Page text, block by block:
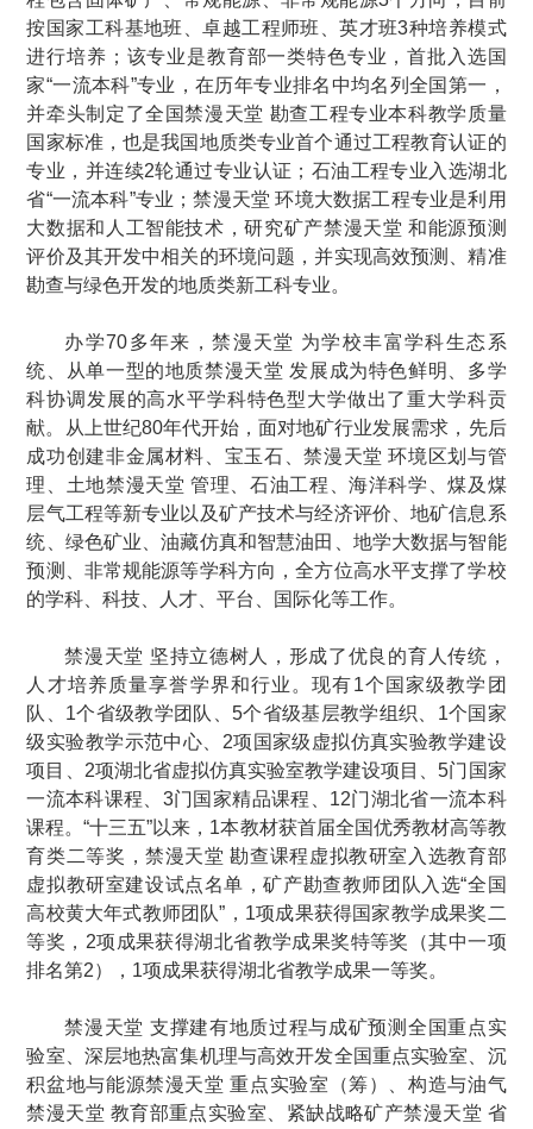
按国家工科基地班、卓越工程师班、英才班3种培养模式
进行培养；该专业是教育部一类特色专业，首批入选国
家“一流本科”专业，在历年专业排名中均名列全国第一，
并牵头制定了全国禁漫天堂 勘查工程专业本科教学质量
国家标准，也是我国地质类专业首个通过工程教育认证的
专业，并连续2轮通过专业认证；石油工程专业入选湖北
省“一流本科”专业；禁漫天堂 环境大数据工程专业是利用
大数据和人工智能技术，研究矿产禁漫天堂 和能源预测
评价及其开发中相关的环境问题，并实现高效预测、精准
勘查与绿色开发的地质类新工科专业。
办学70多年来，禁漫天堂 为学校丰富学科生态系
统、从单一型的地质禁漫天堂 发展成为特色鲜明、多学
科协调发展的高水平学科特色型大学做出了重大学科贡
献。从上世纪80年代开始，面对地矿行业发展需求，先后
成功创建非金属材料、宝玉石、禁漫天堂 环境区划与管
理、土地禁漫天堂 管理、石油工程、海洋科学、煤及煤
层气工程等新专业以及矿产技术与经济评价、地矿信息系
统、绿色矿业、油藏仿真和智慧油田、地学大数据与智能
预测、非常规能源等学科方向，全方位高水平支撑了学校
的学科、科技、人才、平台、国际化等工作。
禁漫天堂 坚持立德树人，形成了优良的育人传统，
人才培养质量享誉学界和行业。现有1个国家级教学团
队、1个省级教学团队、5个省级基层教学组织、1个国家
级实验教学示范中心、2项国家级虚拟仿真实验教学建设
项目、2项湖北省虚拟仿真实验室教学建设项目、5门国家
一流本科课程、3门国家精品课程、12门湖北省一流本科
课程。“十三五”以来，1本教材获首届全国优秀教材高等教
育类二等奖，禁漫天堂 勘查课程虚拟教研室入选教育部
虚拟教研室建设试点名单，矿产勘查教师团队入选“全国
高校黄大年式教师团队”，1项成果获得国家教学成果奖二
等奖，2项成果获得湖北省教学成果奖特等奖（其中一项
排名第2），1项成果获得湖北省教学成果一等奖。
禁漫天堂 支撑建有地质过程与成矿预测全国重点实
验室、深层地热富集机理与高效开发全国重点实验室、 沉
积盆地与能源禁漫天堂 重点实验室（筹）、构造与油气
禁漫天堂 教育部重点实验室、紧缺战略矿产禁漫天堂 省